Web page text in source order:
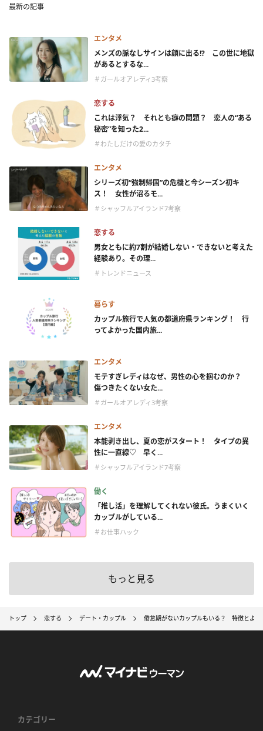
最新の記事
エンタメ
メンズの脈なしサインは顔に出る!? この世に地獄
があるとするな...
＃ガールオアレディ3考察
恋する
これは浮気？ それとも癖の問題？ 恋人の“ある
秘密”を知った2...
＃わたしだけの愛のカタチ
エンタメ
シリーズ初“強制帰国”の危機と今シーズン初キ
ス！ 女性が沼るモ...
＃シャッフルアイランド7考察
恋する
男女ともに約7割が結婚しない・できないと考えた
経験あり。その理...
＃トレンドニュース
暮らす
カップル旅行で人気の都道府県ランキング！ 行
ってよかった国内旅...
エンタメ
モテすぎレディはなぜ、男性の心を掴むのか？
傷つきたくない女た...
＃ガールオアレディ3考察
エンタメ
本能剥き出し、夏の恋がスタート！ タイプの異
性に一直線♡ 早く...
＃シャッフルアイランド7考察
働く
「推し活」を理解してくれない彼氏。うまくいく
カップルがしている...
＃お仕事ハック
もっと見る
トップ 恋する デート・カップル 倦怠期がないカップルもいる？ 特徴とより
カテゴリー